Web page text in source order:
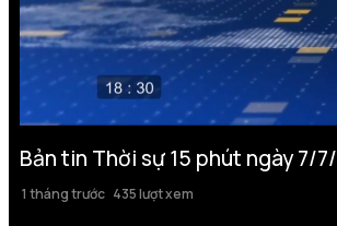
Bản tin Thời sự 15 phút ngày 7/
1 tháng trước 435 lượt xem